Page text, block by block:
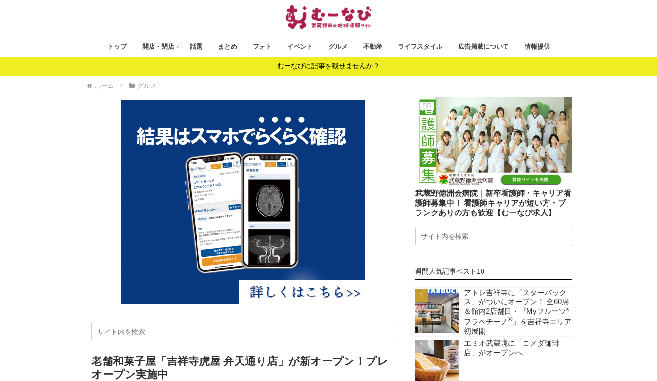
トップ 開店・閉店 話題 まとめ フォト イベント グルメ 不動産 ライフスタイル 広告掲載について 情報提供
むーなびに記事を載せませんか？
ホーム グルメ
老舗和菓子屋「吉祥寺虎屋 弁天通り店」が新オープン！プレ
オープン実施中
武蔵野徳洲会病院｜新卒看護師・キャリア看
護師募集中！ 看護師キャリアが短い方・ブ
ランクありの方も歓迎【むーなび求人】
週間人気記事ベスト10
アトレ吉祥寺に「スターバック
ス」がついにオープン！ 全60席
＆館内2店舗目・『Myフルーツ³
フラペチーノ ®』を吉祥寺エリア
初展開
エミオ武蔵境に「コメダ珈琲
店」がオープンへ